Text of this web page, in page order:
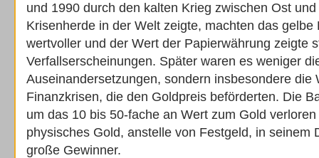
und 1990 durch den kalten Krieg zwischen Ost
Krisenherde in der Welt zeigte, machten das gelbe
wertvoller und der Wert der Papierwährung zeigte
Verfallserscheinungen. Später waren es weniger
Auseinandersetzungen, sondern insbesondere die
Finanzkrisen, die den Goldpreis beförderten. Die
um das 10 bis 50-fache an Wert zum Gold
physisches Gold, anstelle von Festgeld, in seinem
große Gewinner.